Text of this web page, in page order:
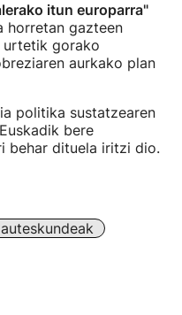
itun europarra"
horretan gazteen
urtetik gorako
aurkako plan
politika sustatzearen
bere
behar dituela iritzi dio.